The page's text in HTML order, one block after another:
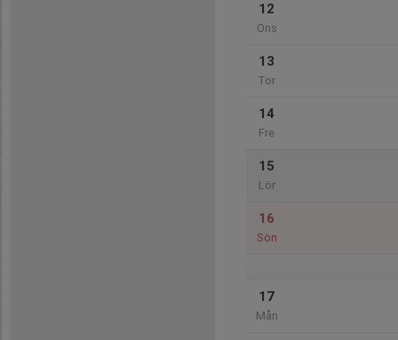
12
Ons
13
Tor
14
Fre
15
Lör
16
Sön
17
Mån